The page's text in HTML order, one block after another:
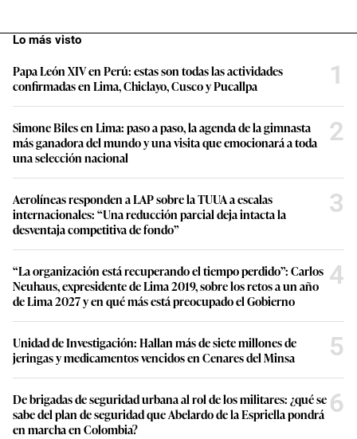
m
i
u
t
,
5
9
s
e
c
n
d
s
Lo más visto
Papa León XIV en Perú: estas son todas las actividades
confirmadas en Lima, Chiclayo, Cusco y Pucallpa
1
Simone Biles en Lima: paso a paso, la agenda de la gimnasta
más ganadora del mundo y una visita que emocionará a toda
una selección nacional
2
Aerolíneas responden a LAP sobre la TUUA a escalas
internacionales: “Una reducción parcial deja intacta la
desventaja competitiva de fondo”
3
“La organización está recuperando el tiempo perdido”: Carlos
Neuhaus, expresidente de Lima 2019, sobre los retos a un año
de Lima 2027 y en qué más está preocupado el Gobierno
4
Unidad de Investigación: Hallan más de siete millones de
jeringas y medicamentos vencidos en Cenares del Minsa
5
De brigadas de seguridad urbana al rol de los militares: ¿qué se
sabe del plan de seguridad que Abelardo de la Espriella pondrá
en marcha en Colombia?
6